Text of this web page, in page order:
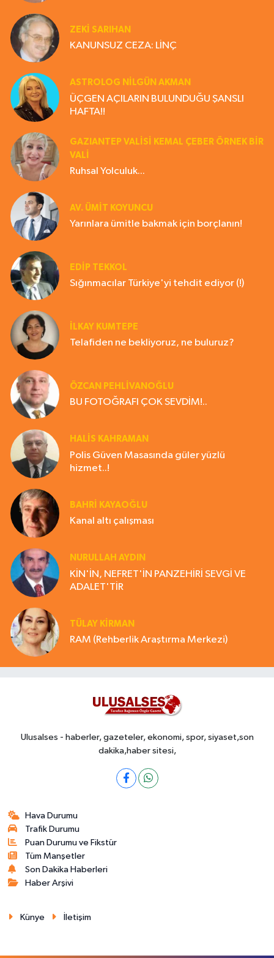
ZEKI SARIHAN
KANUNSUZ CEZA: LİNÇ
ASTROLOG NILGÜN AKMAN
ÜÇGEN AÇILARIN BULUNDUĞU ŞANSLI
HAFTA!!
GAZIANTEP VALISI KEMAL ÇEBER ÖRNEK BİR
VALİ
Ruhsal Yolculuk...
AV. ÜMIT KOYUNCU
Yarınlara ümitle bakmak için borçlanın!
EDIP TEKKOL
Sığınmacılar Türkiye'yi tehdit ediyor (!)
İLKAY KUMTEPE
Telafiden ne bekliyoruz, ne buluruz?
ÖZCAN PEHLİVANOĞLU
BU FOTOĞRAFI ÇOK SEVDİM!..
HALIS KAHRAMAN
Polis Güven Masasında güler yüzlü
hizmet..!
BAHRI KAYAOĞLU
Kanal altı çalışması
NURULLAH AYDIN
KİN'İN, NEFRET'İN PANZEHİRİ SEVGİ VE
ADALET'TİR
TÜLAY KİRMAN
RAM (Rehberlik Araştırma Merkezi)
Ulusalses - haberler, gazeteler, ekonomi, spor, siyaset,son
dakika,haber sitesi,
Hava Durumu
Trafik Durumu
Puan Durumu ve Fikstür
Tüm Manşetler
Son Dakika Haberleri
Haber Arşivi
Künye İletişim